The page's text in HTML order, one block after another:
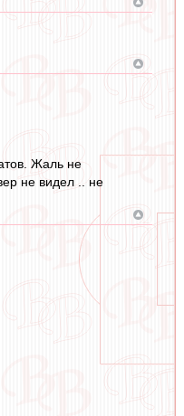
Жаль не
не видел .. не